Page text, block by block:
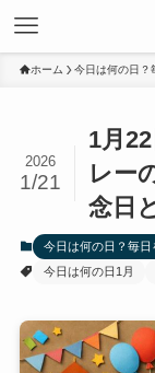
ホーム 今日は何の日？
1月
レー
念日
2026
1/21
今日は何の日？毎日
今日は何の日1月